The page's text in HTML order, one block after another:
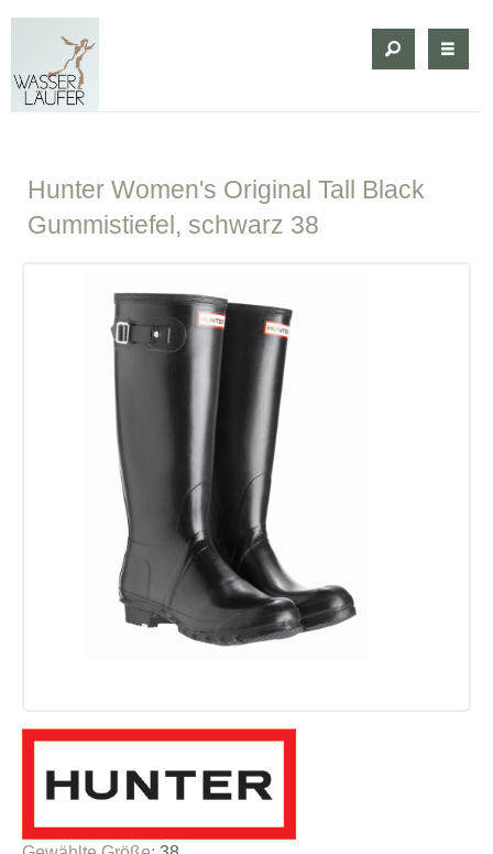
Hunter Women's Original Tall Black
Gummistiefel, schwarz 38